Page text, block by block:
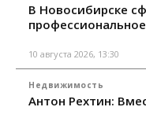
В Новосибирске
10 августа 2026, 13:30
Недвижимость
Антон Рехтин: